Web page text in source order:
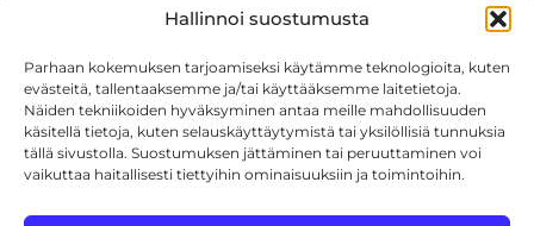
Hallinnoi suostumusta
Parhaan kokemuksen tarjoamiseksi käytämme teknologioita, kuten
evästeitä, tallentaaksemme ja/tai käyttääksemme laitetietoja.
Näiden tekniikoiden hyväksyminen antaa meille mahdollisuuden
käsitellä tietoja, kuten selauskäyttäytymistä tai yksilöllisiä tunnuksia
tällä sivustolla. Suostumuksen jättäminen tai peruuttaminen voi
vaikuttaa haitallisesti tiettyihin ominaisuuksiin ja toimintoihin.
Oma tili
Maksutavat
Toimitustavat
Usein kysytyt kysymykset
+358 44 270 3795
asiakaspalvelu@toolcat.fi